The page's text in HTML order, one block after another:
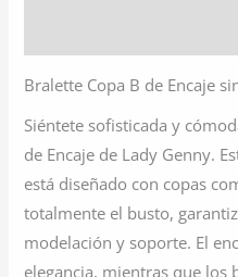
Bralette Copa B de Encaje
Siéntete sofisticada y
de Encaje de Lady Genny.
está diseñado con copas
totalmente el busto,
modelación y soporte. El
elegancia, mientras que los